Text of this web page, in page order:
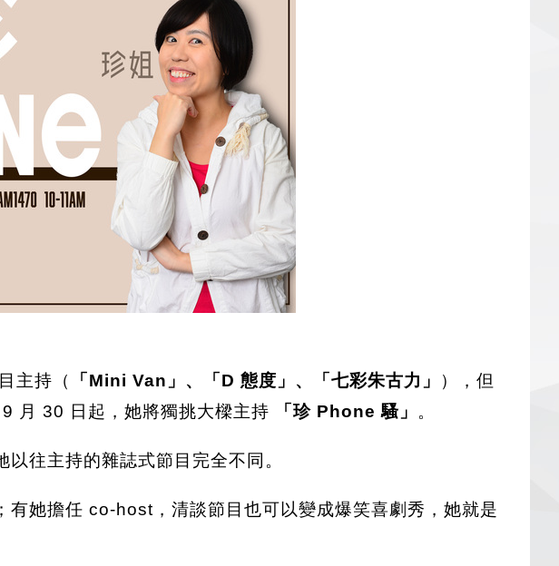
主持（ 「Mini Van」、「D 態度」、「七彩朱古力」
），但
月 30 日起，她將獨挑大樑主持
「珍 Phone 騷」 。
往主持的雜誌式節目完全不同。
她擔任 co-host，清談節目也可以變成爆笑喜劇秀，她就是